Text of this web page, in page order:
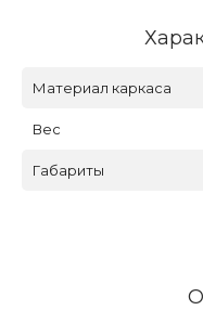
Материал каркаса
Вес
Габариты